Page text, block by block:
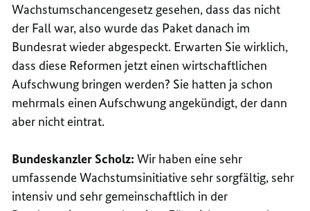
Wachstumschancengesetz gesehen, dass das nicht
der Fall war, also wurde das Paket danach im
Bundesrat wieder abgespeckt. Erwarten Sie wirklich,
dass diese Reformen jetzt einen wirtschaftlichen
Aufschwung bringen werden? Sie hatten ja schon
mehrmals einen Aufschwung angekündigt, der dann
aber nicht eintrat.
Bundeskanzler Scholz: Wir haben eine sehr
umfassende Wachstumsinitiative sehr sorgfältig, sehr
intensiv und sehr gemeinschaftlich in der